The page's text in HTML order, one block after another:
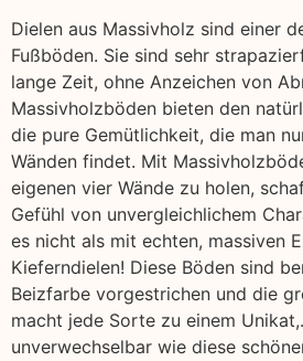
Dielen aus Massivholz sind einer
Fußböden. Sie sind sehr
lange Zeit, ohne Anzeichen von
Massivholzböden bieten den
die pure Gemütlichkeit, die man
Wänden findet. Mit
eigenen vier Wände zu holen,
Gefühl von unvergleichlichem
es nicht als mit echten, massiven
Kieferndielen! Diese Böden sind
Beizfarbe vorgestrichen und die
macht jede Sorte zu einem
unverwechselbar wie diese